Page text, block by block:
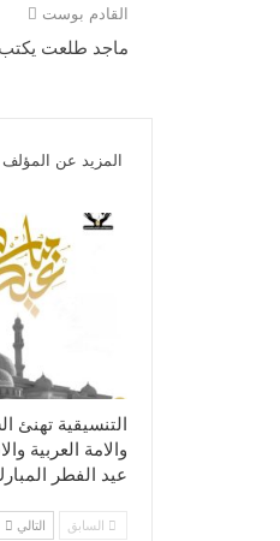
القادم بوست
ماجد طلعت يكتب | 30 يونيو .. العبور
المزيد عن المؤلف
التنسيقية
والامة العربية
عيد الفطر
السابق التالي